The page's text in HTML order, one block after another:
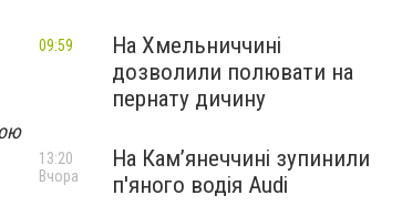
На Хмельниччині
дозволили полювати на
пернату дичину
09:59
На Камʼянеччині зупинили
п'яного водія Audi
13:20
Вчора